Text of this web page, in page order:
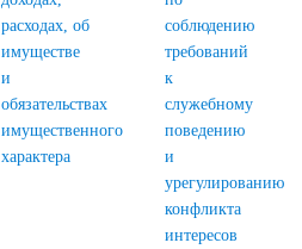
расходах, об
имуществе
и
обязательствах
имущественного
характера
соблюдению
требований
к
служебному
поведению
и
урегулированию
конфликта
интересов